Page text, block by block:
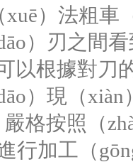
xuē）法粗
）刃之間
以根據對
）現（
嚴格按照（
行加工（